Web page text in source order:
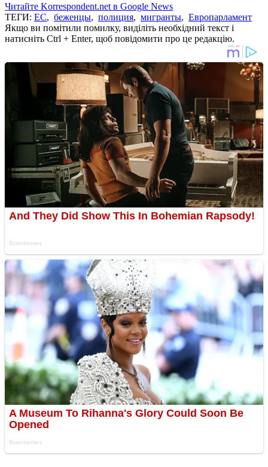
Читайте Korrespondent.net в Google News
ТЕГИ: ЕС, беженцы, полиция, мигранты, Европарламент
Якщо ви помітили помилку, виділіть необхідний текст і
натисніть Ctrl + Enter, щоб повідомити про це редакцію.